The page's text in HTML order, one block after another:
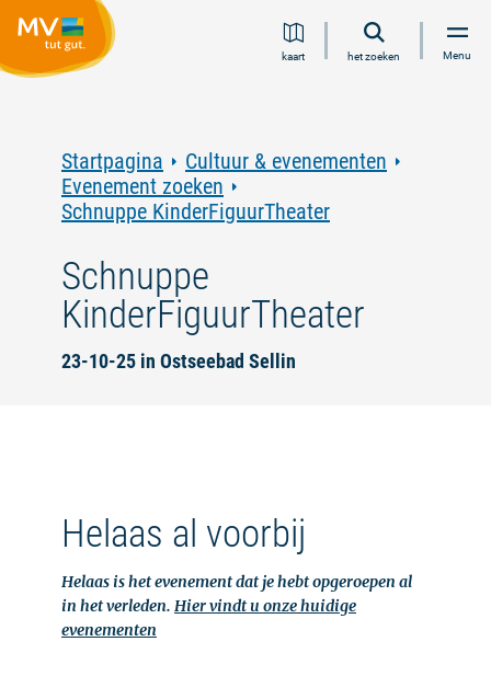
Ga
naar
Ga
naar
Ga
naar
Ga
naar
kaart het zoeken Menu
Startpagina
Cultuur & evenementen
Evenement zoeken
Schnuppe KinderFiguurTheater
Schnuppe
KinderFiguurTheater
23-10-25 in Ostseebad Sellin
Helaas al voorbij
Helaas is het evenement dat je hebt opgeroepen al
in het verleden. Hier vindt u onze huidige
evenementen